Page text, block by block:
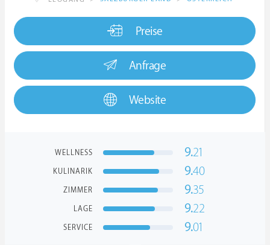
Preise
Anfrage
Website
WELLNESS 9.21
KULINARIK 9.40
ZIMMER 9.35
LAGE 9.22
SERVICE 9.01